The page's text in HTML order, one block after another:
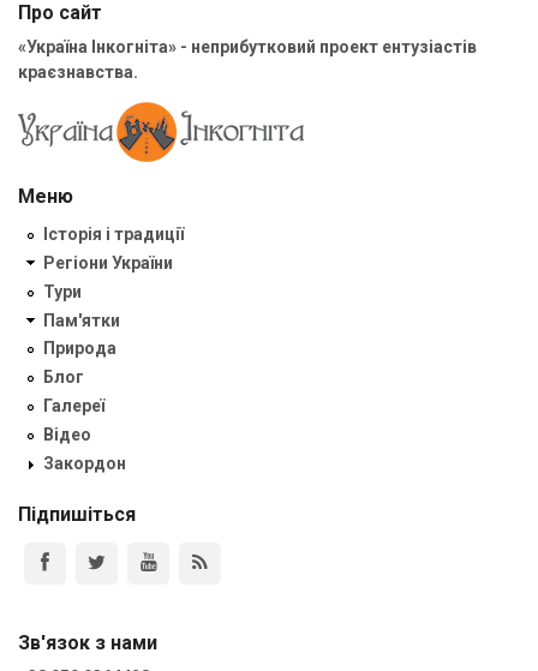
Про сайт
«Україна Інкогніта» - неприбутковий проект ентузіастів
краєзнавства.
Меню
Історія і традиції
Регіони України
Тури
Пам'ятки
Природа
Блог
Галереї
Відео
Закордон
Підпишіться
Зв'язок з нами